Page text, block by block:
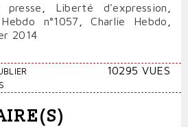
Liberté d'expression
n°1057 ,Charlie Hebdo
2014
10295 VUES